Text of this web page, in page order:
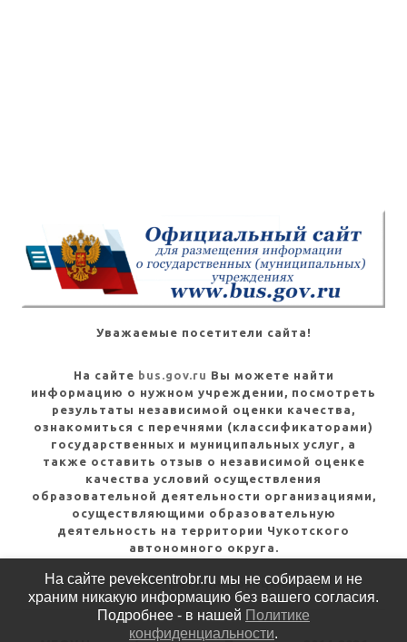
Уважаемые посетители сайта!
На сайте bus.gov.ru Вы можете найти
информацию о нужном учреждении, посмотреть
результаты независимой оценки качества,
ознакомиться с перечнями (классификаторами)
государственных и муниципальных услуг, а
также оставить отзыв о независимой оценке
качества условий осуществления
образовательной деятельности организациями,
осуществляющими образовательную
деятельность на территории Чукотского
автономного округа.
Посмотреть инструкцию
На сайте pevekcentrobr.ru мы не собираем и не
храним никакую информацию без вашего согласия.
Подробнее - в нашей Политике
конфиденциальности.